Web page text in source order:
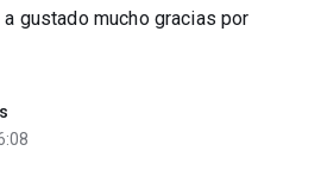
gustado mucho gracias por